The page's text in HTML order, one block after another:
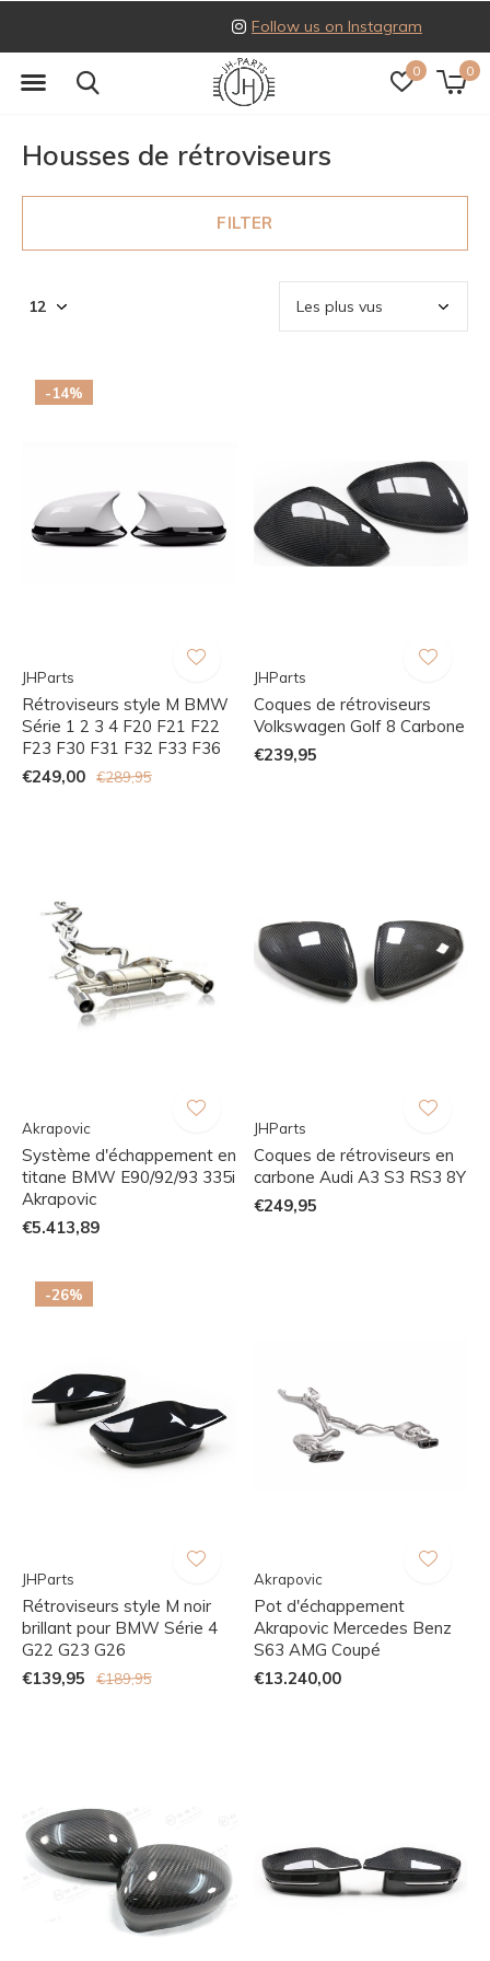
0 0
Follow us on Instagram
Housses de rétroviseurs
FILTER
-14%
JHParts
Rétroviseurs style M BMW
Série 1 2 3 4 F20 F21 F22
F23 F30 F31 F32 F33 F36
€249,00
€289,95
JHParts
Coques de rétroviseurs
Volkswagen Golf 8 Carbone
€239,95
Akrapovic
Système d'échappement en
titane BMW E90/92/93 335i
Akrapovic
€5.413,89
JHParts
Coques de rétroviseurs en
carbone Audi A3 S3 RS3 8Y
€249,95
-26%
JHParts
Rétroviseurs style M noir
brillant pour BMW Série 4
G22 G23 G26
€139,95
€189,95
Akrapovic
Pot d'échappement
Akrapovic Mercedes Benz
S63 AMG Coupé
€13.240,00